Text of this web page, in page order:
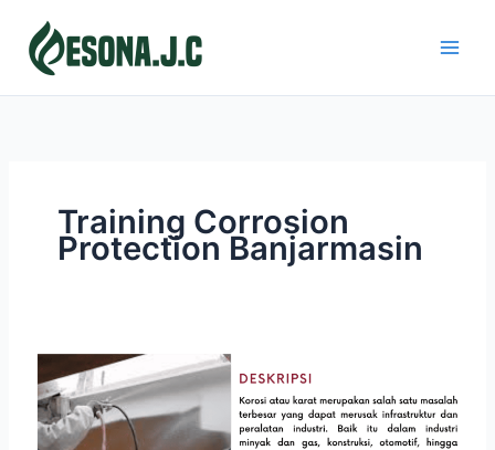
content
Training Corrosion
Protection Banjarmasin
CORROSION
PROTECTION